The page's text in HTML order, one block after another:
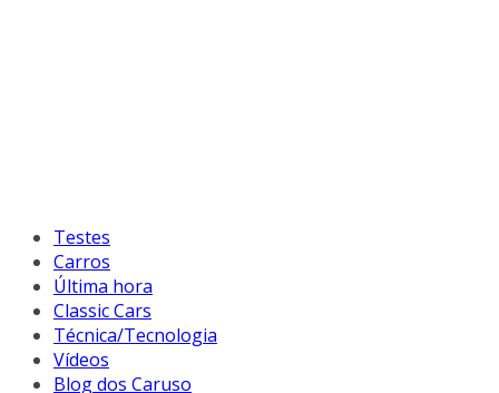
Testes
Carros
Última hora
Classic Cars
Técnica/Tecnologia
Vídeos
Blog dos Caruso